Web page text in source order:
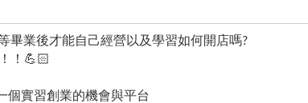
畢業後才能自己經營以及學習如何開店嗎?
！ 💪🏻
個實習創業的機會與平台